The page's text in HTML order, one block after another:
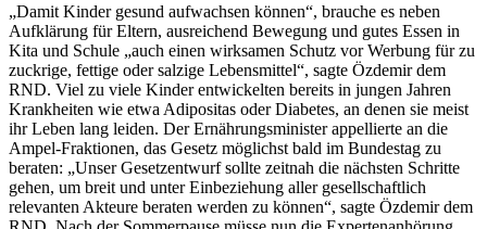
„Damit Kinder gesund aufwachsen können“, brauche es neben
Aufklärung für Eltern, ausreichend Bewegung und gutes Essen in
Kita und Schule „auch einen wirksamen Schutz vor Werbung für zu
zuckrige, fettige oder salzige Lebensmittel“, sagte Özdemir dem
RND. Viel zu viele Kinder entwickelten bereits in jungen Jahren
Krankheiten wie etwa Adipositas oder Diabetes, an denen sie meist
ihr Leben lang leiden. Der Ernährungsminister appellierte an die
Ampel-Fraktionen, das Gesetz möglichst bald im Bundestag zu
beraten: „Unser Gesetzentwurf sollte zeitnah die nächsten Schritte
gehen, um breit und unter Einbeziehung aller gesellschaftlich
relevanten Akteure beraten werden zu können“, sagte Özdemir dem